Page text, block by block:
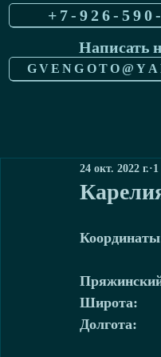
+7-926-
Написать
24 окт. 2022 г.
Широта:
Долгота: